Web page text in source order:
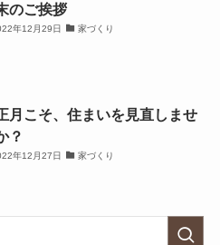
のご挨拶
年12月29日 家づくり
月こそ、住まいを見直しませ
？
年12月27日 家づくり